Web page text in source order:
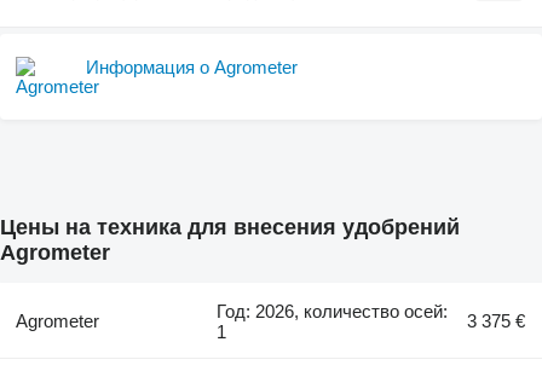
Информация о Agrometer
Цены на техника для внесения удобрений
Agrometer
Agrometer
Год: 2026, количество осей:
1
3 375 €